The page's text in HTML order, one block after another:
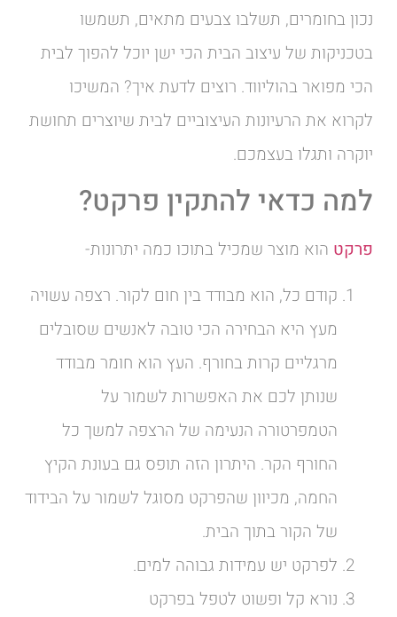
נכון בחומרים, תשלבו צבעים מתאים, תשמשו
בטכניקות של עיצוב הבית הכי ישן יוכל להפוך לבית
הכי מפואר בהוליווד. רוצים לדעת איך? המשיכו
לקרוא את הרעיונות העיצוביים לבית שיוצרים תחושת
יוקרה ותגלו בעצמכם.
למה כדאי להתקין פרקט?
פרקט הוא מוצר שמכיל בתוכו כמה יתרונות-
קודם כל, הוא מבודד בין חום לקור. רצפה עשויה
מעץ היא הבחירה הכי טובה לאנשים שסובלים
מרגליים קרות בחורף. העץ הוא חומר מבודד
שנותן לכם את האפשרות לשמור על
הטמפרטורה הנעימה של הרצפה למשך כל
החורף הקר. היתרון הזה תופס גם בעונת הקיץ
החמה, מכיוון שהפרקט מסוגל לשמור על הבידוד
של הקור בתוך הבית.
לפרקט יש עמידות גבוהה למים.
נורא קל ופשוט לטפל בפרקט